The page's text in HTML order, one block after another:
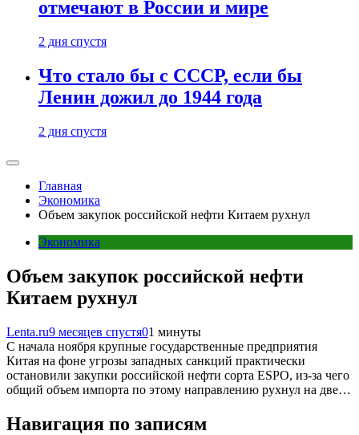
отмечают в России и мире
2 дня спустя
Что стало бы с СССР, если бы
Ленин дожил до 1944 года
2 дня спустя
Главная
Экономика
Объем закупок российской нефти Китаем рухнул
Экономика
Объем закупок российской нефти
Китаем рухнул
Lenta.ru9 месяцев спустя01 минуты
С начала ноября крупные государственные предприятия
Китая на фоне угрозы западных санкций практически
остановили закупки российской нефти сорта ESPO, из-за чего
общий объем импорта по этому направлению рухнул на две…
Навигация по записям